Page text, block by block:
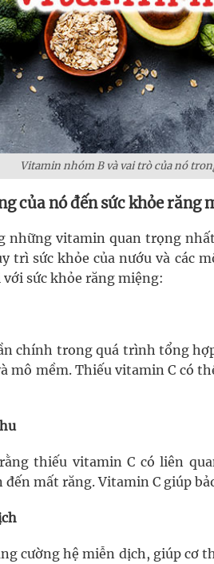
Vitamin nhóm B và vai trò của nó
của nó đến sức khỏe răng
những vitamin quan trọng
trì sức khỏe của nướu và các
sức khỏe răng miệng:
chính trong quá trình tổng
mô mềm. Thiếu vitamin C có
thiếu vitamin C có liên
mất răng. Vitamin C giúp
cường hệ miễn dịch, giúp cơ